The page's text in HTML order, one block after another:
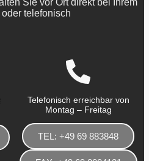
telefonisch
Telefonisch erreichbar von
Montag – Freitag
TEL: +49 69 883848